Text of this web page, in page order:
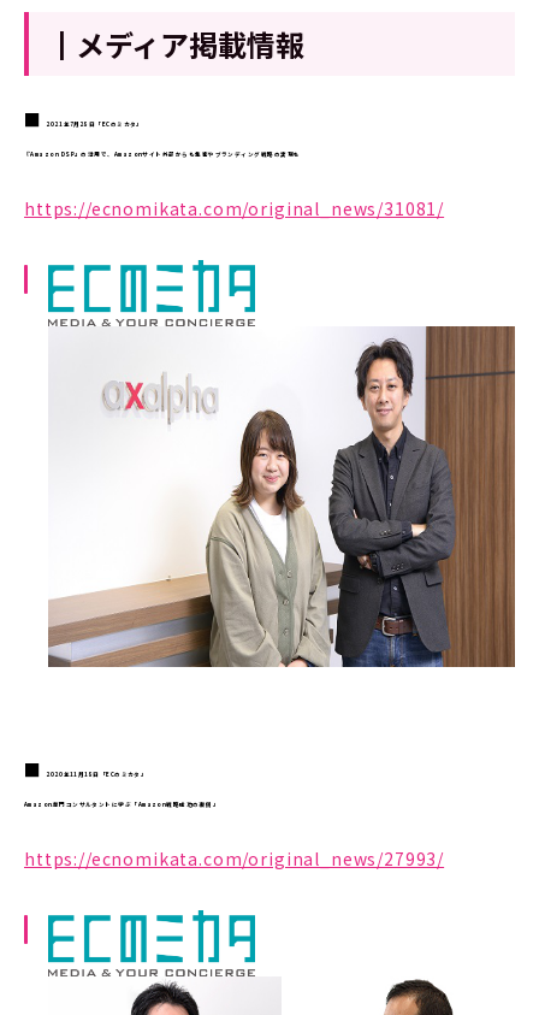
┃メディア掲載情報
■ 2021年7月28日「ECのミカタ」
『Amazon DSP』の活用で、Amazonサイト外部からも集客やブランディング戦略の実現を
https://ecnomikata.com/original_news/31081/
■ 2020年11月18日「ECのミカタ」
Amazon専門コンサルタントに学ぶ「Amazon戦略成功の裏側」
https://ecnomikata.com/original_news/27993/